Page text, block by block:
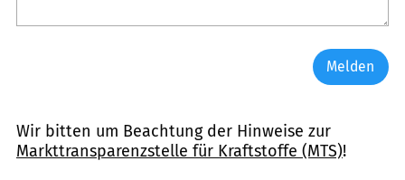
Melden
Wir bitten um Beachtung der Hinweise zur
Markttransparenzstelle für Kraftstoffe (MTS)!